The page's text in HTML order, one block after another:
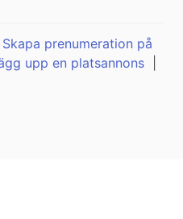
Skapa prenumeration på
upp en platsannons